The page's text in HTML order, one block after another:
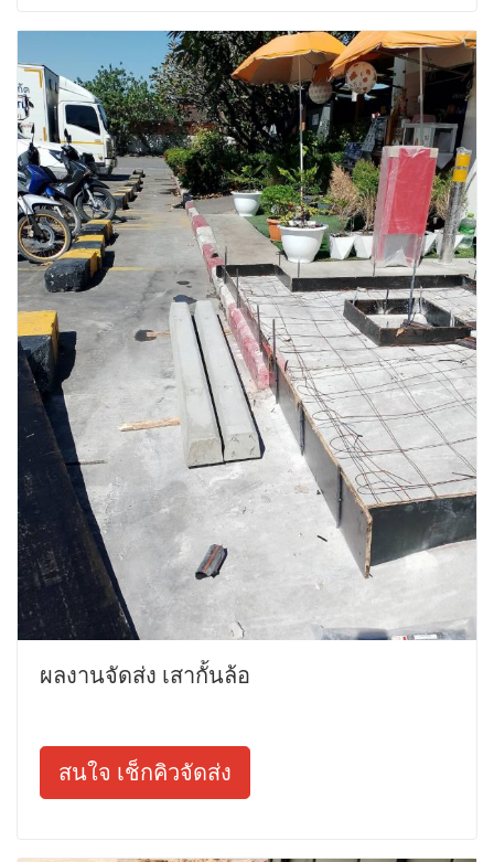
ผลงานจัดส่ง เสากั้นล้อ
สนใจ เช็กคิวจัดส่ง